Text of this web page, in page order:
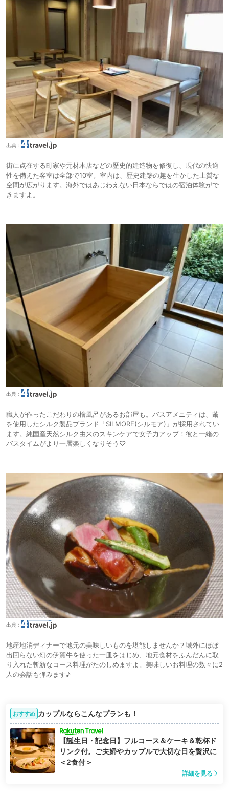
出典：
街に点在する町家や元材木店などの歴史的建造物を修復し、現代の快適
性を備えた客室は全部で10室。室内は、歴史建築の趣を生かした上質な
空間が広がります。海外ではあじわえない日本ならではの宿泊体験がで
きますよ。
出典：
職人が作ったこだわりの檜風呂があるお部屋も。バスアメニティは、繭
を使用したシルク製品ブランド「SILMORE(シルモア)」が採用されてい
ます。純国産天然シルク由来のスキンケアで女子力アップ！彼と一緒の
バスタイムがより一層楽しくなりそう♡
出典：
地産地消ディナーで地元の美味しいものを堪能しませんか？域外にほぼ
出回らない幻の伊賀牛を使った一皿をはじめ、地元食材をふんだんに取
り入れた斬新なコース料理がたのしめますよ。美味しいお料理の数々に2
人の会話も弾みます♪
おすすめ カップルならこんなプランも！
【誕生日・記念日】フルコース＆ケーキ＆乾杯ド
リンク付。ご夫婦やカップルで大切な日を贅沢に
＜2食付＞
詳細を見る